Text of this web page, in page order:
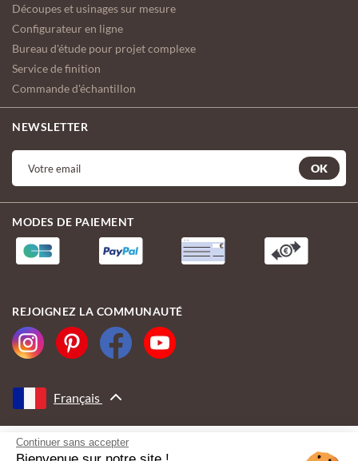
Continuer sans accepter
Découpes et usinages sur mesure
Configurateur en ligne
Bureau d'étude pour projet complexe
Service de finition
Commande d'échantillon
NEWSLETTER
OK
MODES DE PAIEMENT
REJOIGNEZ LA COMMUNAUTÉ
Français
AVEC LE SOUTIEN DE